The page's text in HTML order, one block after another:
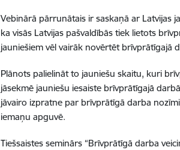
Vebinārā pārrunātais ir saskaņā ar Latvijas
ka visās Latvijas pašvaldībās tiek lietots
jauniešiem vēl vairāk novērtēt brīvprātīgajā
Plānots palielināt to jauniešu skaitu, kuri
jāsekmē jauniešu iesaiste brīvprātīgajā
jāvairo izpratne par brīvprātīgā darba
iemaņu apguvē.
Tiešsaistes seminārs “Brīvprātīgā darba